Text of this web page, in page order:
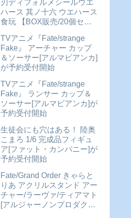
刃ディフォルメシールウエ
ハース 其ノ十六 ウエハース
食玩 【BOX販売/20個セッ
TVアニメ『Fate/strange
Fake』 アーチャー カップ
＆ソーサー[アルマビアンカ]
が予約受付開始
TVアニメ『Fate/strange
Fake』 ランサー カップ＆
ソーサー[アルマビアンカ]が
予約受付開始
生徒会にも穴はある！ 陸奥
こまろ 1/6 完成品フィギュ
ア[ファット・カンパニー]が
予約受付開始
Fate/Grand Order きゃらと
りあ アクリルスタンド アー
チャー/ラーヴァ/ティアマト
[アルジャーノンプロダクト]